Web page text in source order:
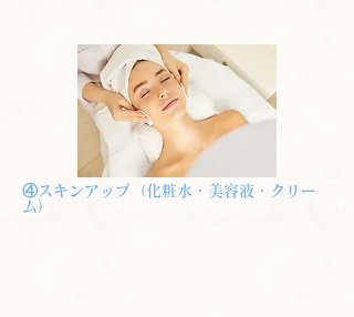
④スキンアップ（化粧水・美容液・クリー
ム）